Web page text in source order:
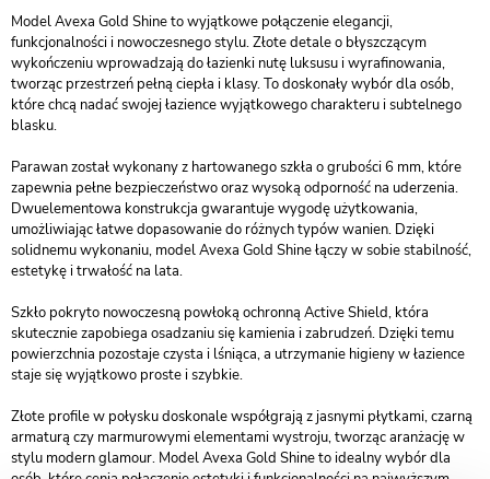
Model Avexa Gold Shine to wyjątkowe połączenie elegancji,
funkcjonalności i nowoczesnego stylu. Złote detale o błyszczącym
wykończeniu wprowadzają do łazienki nutę luksusu i wyrafinowania,
tworząc przestrzeń pełną ciepła i klasy. To doskonały wybór dla osób,
które chcą nadać swojej łazience wyjątkowego charakteru i subtelnego
blasku.
Parawan został wykonany z hartowanego szkła o grubości 6 mm, które
zapewnia pełne bezpieczeństwo oraz wysoką odporność na uderzenia.
Dwuelementowa konstrukcja gwarantuje wygodę użytkowania,
umożliwiając łatwe dopasowanie do różnych typów wanien. Dzięki
solidnemu wykonaniu, model Avexa Gold Shine łączy w sobie stabilność,
estetykę i trwałość na lata.
Szkło pokryto nowoczesną powłoką ochronną Active Shield, która
skutecznie zapobiega osadzaniu się kamienia i zabrudzeń. Dzięki temu
powierzchnia pozostaje czysta i lśniąca, a utrzymanie higieny w łazience
staje się wyjątkowo proste i szybkie.
Złote profile w połysku doskonale współgrają z jasnymi płytkami, czarną
armaturą czy marmurowymi elementami wystroju, tworząc aranżację w
stylu modern glamour. Model Avexa Gold Shine to idealny wybór dla